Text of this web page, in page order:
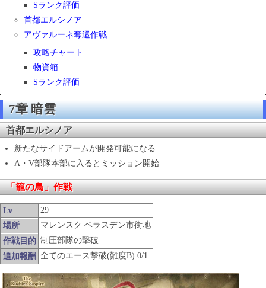
Sランク評価
首都エルシノア
アヴァルーネ奪還作戦
攻略チャート
物資箱
Sランク評価
7章 暗雲
首都エルシノア
新たなサイドアームが開発可能になる
A・V部隊本部に入るとミッション開始
「籠の鳥」作戦
Lv
29
場所
マレンスク ベラスデン市街地
作戦目的 制圧部隊の撃破
追加報酬 全てのエース撃破(難度B) 0/1